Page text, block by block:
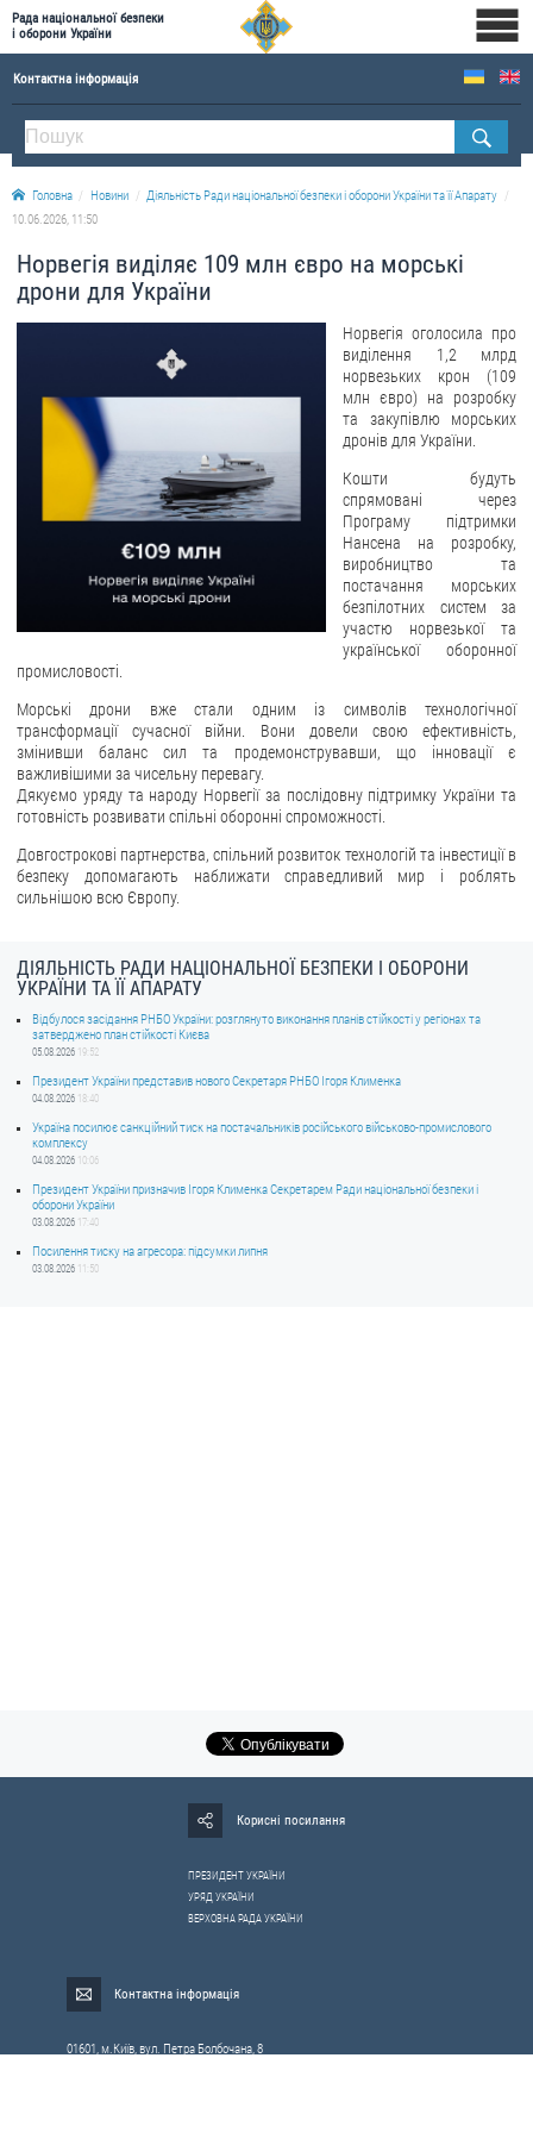
Рада національної безпеки
і оборони України
Контактна інформація
ПРО РНБОУ
Склад Ради національної безпеки і оборони України
Апарат Ради національної безпеки і оборони України
Історична довідка про діяльність Ради національної безпеки і оборони України
ОФІЦІЙНІ ДОКУМЕНТИ
Новини
Drone Deals
Фотогалерея
Відеогалерея
ЗВЕРНЕННЯ ГРОМАДЯН
ДОСТУП ДО ПУБЛІЧНОЇ ІНФОРМАЦІЇ
Організація доступу до публічної інформації
Запит на отримання публічної інформації
Облік публічної інформації
Питання запобігання корупції
Публічні закупівлі
ДЕРЖАВНИЙ РЕЄСТР САНКЦІЙ
Головна Новини
Діяльність Ради національної безпеки і оборони України та її Апарату
10.06.2026, 11:50
Норвегія виділяє 109 млн євро на морські
дрони для України
Норвегія оголосила про
виділення 1,2 млрд
норвезьких крон (109
млн євро) на розробку
та закупівлю морських
дронів для України.
Кошти будуть
спрямовані через
Програму підтримки
Нансена на розробку,
виробництво та
постачання морських
безпілотних систем за
участю норвезької та
української оборонної
промисловості.
Морські дрони вже стали одним із символів технологічної
трансформації сучасної війни. Вони довели свою ефективність,
змінивши баланс сил та продемонструвавши, що інновації є
важливішими за чисельну перевагу.
Дякуємо уряду та народу Норвегії за послідовну підтримку України та
готовність розвивати спільні оборонні спроможності.
Довгострокові партнерства, спільний розвиток технологій та інвестиції в
безпеку допомагають наближати справедливий мир і роблять
сильнішою всю Європу.
ДІЯЛЬНІСТЬ РАДИ НАЦІОНАЛЬНОЇ БЕЗПЕКИ І ОБОРОНИ
УКРАЇНИ ТА ЇЇ АПАРАТУ
Відбулося засідання РНБО України: розглянуто виконання планів стійкості у регіонах та
затверджено план стійкості Києва
05.08.2026 19:52
Президент України представив нового Секретаря РНБО Ігоря Клименка
04.08.2026 18:40
Україна посилює санкційний тиск на постачальників російського військово-промислового
комплексу
04.08.2026 10:06
Президент України призначив Ігоря Клименка Секретарем Ради національної безпеки і
оборони України
03.08.2026 17:40
Посилення тиску на агресора: підсумки липня
03.08.2026 11:50
Корисні посилання
ПРЕЗИДЕНТ УКРАЇНИ
УРЯД УКРАЇНИ
ВЕРХОВНА РАДА УКРАЇНИ
Контактна інформація
01601, м.Київ, вул. Петра Болбочана, 8